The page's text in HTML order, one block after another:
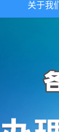
关于我们